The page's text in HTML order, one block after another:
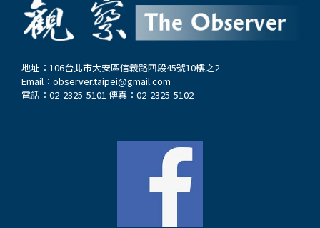
地址：106台北市大安區信義路四段45號10樓之2
Email： observer.taipei@gmail.com
電話：02-2325-5101 傳真：02-2325-5102